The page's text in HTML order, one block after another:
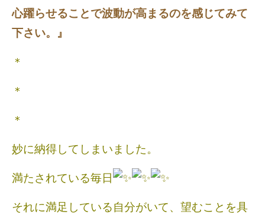
心躍らせることで波動が高まるのを感じてみて
下さい。』
＊
＊
＊
妙に納得してしまいました。
満たされている毎日
それに満足している自分がいて、望むことを具